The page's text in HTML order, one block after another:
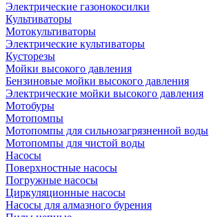
Электрические газонокосилки
Культиваторы
Мотокультиваторы
Электрические культиваторы
Кусторезы
Мойки высокого давления
Бензиновые мойки высокого давления
Электрические мойки высокого давления
Мотобуры
Мотопомпы
Мотопомпы для сильнозагрязненной воды
Мотопомпы для чистой воды
Насосы
Поверхностные насосы
Погружные насосы
Циркуляционные насосы
Насосы для алмазного бурения